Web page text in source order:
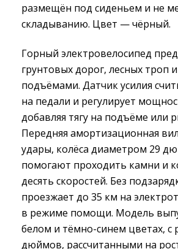
размещён под сиденьем и не
складыванию. Цвет — чёрный.
Горный электровелосипед
грунтовых дорог, лесных троп
подъёмами. Датчик усилия
на педали и регулирует
добавляя тягу на подъёме или
Передняя амортизационная
удары, колёса диаметром 29
помогают проходить камни и
десять скоростей. Без
проезжает до 35 км на
в режиме помощи. Модель
белом и тёмно-синем цветах, с
дюймов, рассчитанными на